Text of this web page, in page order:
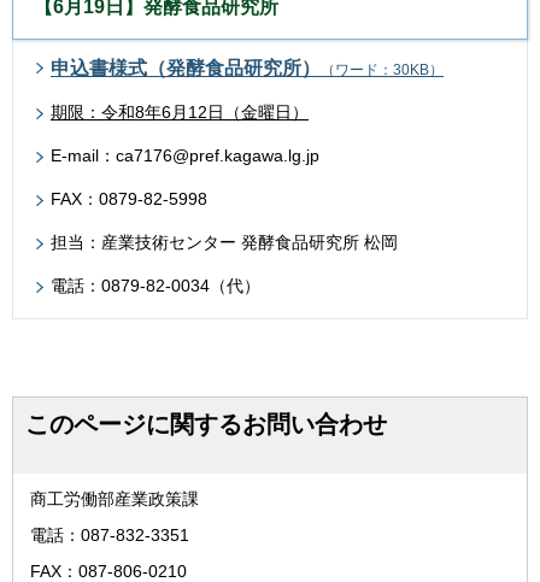
【6月19日】発酵食品研究所
申込書様式（発酵食品研究所） （ワード：30KB）
期限：令和8年6月12日（金曜日）
E-mail：ca7176@pref.kagawa.lg.jp
FAX：0879-82-5998
担当：産業技術センター 発酵食品研究所 松岡
電話：0879-82-0034（代）
このページに関するお問い合わせ
商工労働部産業政策課
電話：087-832-3351
FAX：087-806-0210